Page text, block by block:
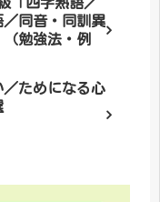
「四字熟語／
同音・同訓異
勉強法・例
ためになる心